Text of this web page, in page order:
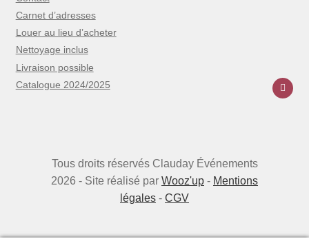
Carnet d’adresses
Louer au lieu d’acheter
Nettoyage inclus
Livraison possible
Catalogue 2024/2025
Tous droits réservés Clauday Événements
2026 - Site réalisé par Wooz'up - Mentions
légales - CGV